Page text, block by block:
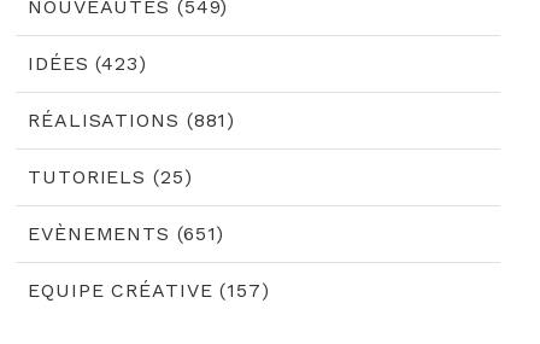
NOUVEAUTÉS (549)
IDÉES (423)
RÉALISATIONS (881)
TUTORIELS (25)
EVÈNEMENTS (651)
EQUIPE CRÉATIVE (157)